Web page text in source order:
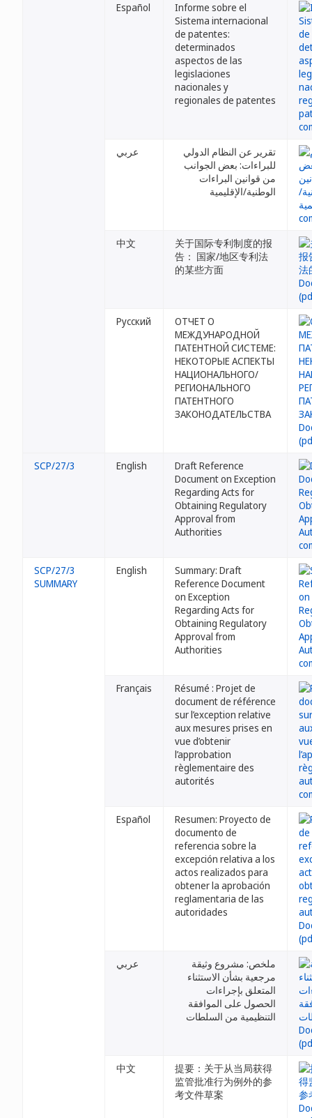
Español
Informe sobre el
Sistema internacional
de patentes:
determinados
aspectos de las
legislaciones
nacionales y
regionales de patentes
عربي
تقرير عن النظام الدولي
للبراءات: بعض الجوانب
من قوانين البراءات
الوطنية/الإقليمية
中文
关于国际专利制度的报
告： 国家/地区专利法
的某些方面
Русский
ОТЧЕТ О
МЕЖДУНАРОДНОЙ
ПАТЕНТНОЙ СИСТЕМЕ:
НЕКОТОРЫЕ АСПЕКТЫ
НАЦИОНАЛЬНОГО/
РЕГИОНАЛЬНОГО
ПАТЕНТНОГО
ЗАКОНОДАТЕЛЬСТВА
SCP/27/3 English
Draft Reference
Document on Exception
Regarding Acts for
Obtaining Regulatory
Approval from
Authorities
SCP/27/3
SUMMARY
English
Summary: Draft
Reference Document
on Exception
Regarding Acts for
Obtaining Regulatory
Approval from
Authorities
Français
Résumé : Projet de
document de référence
sur l’exception relative
aux mesures prises en
vue d’obtenir
l’approbation
règlementaire des
autorités
Español
Resumen: Proyecto de
documento de
referencia sobre la
excepción relativa a los
actos realizados para
obtener la aprobación
reglamentaria de las
autoridades
عربي
ملخص: مشروع وثيقة
مرجعية بشأن الاستثناء
المتعلق بإجراءات
الحصول على الموافقة
التنظيمية من السلطات
中文
提要：关于从当局获得
监管批准行为例外的参
考文件草案